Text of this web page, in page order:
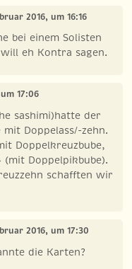
2016, um 16:16
bei einem Solisten
eh Kontra sagen.
17:06
sashimi)hatte der
Doppelass/-zehn.
Doppelkreuzbube,
Doppelpikbube).
schafften wir
2016, um 17:30
die Karten?